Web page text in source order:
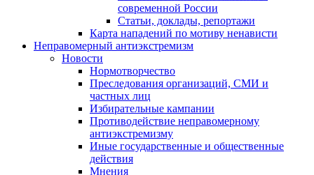
современной России
Статьи, доклады, репортажи
Карта нападений по мотиву ненависти
Неправомерный антиэкстремизм
Новости
Нормотворчество
Преследования организаций, СМИ и
частных лиц
Избирательные кампании
Противодействие неправомерному
антиэкстремизму
Иные государственные и общественные
действия
Мнения